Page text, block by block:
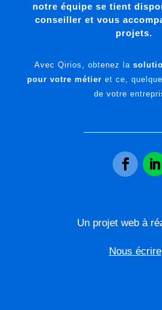
notre équipe se tient
conseiller et vous
projets.
Avec Qirios, obtenez la
pour votre métier et ce,
de votre
Un projet web à
Nous écrire